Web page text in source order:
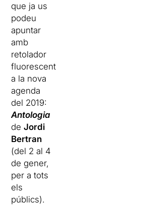
que ja us
podeu
apuntar
amb
retolador
fluorescent
a la nova
agenda
del 2019:
Antologia
deJordi
Bertran
(del 2 al 4
de gener,
per a tots
els
públics).